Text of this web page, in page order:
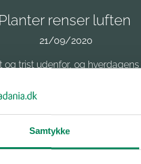
Samtykke
Planter renser luften
21/09/2020
og trist udenfor, og
til, kan lunten godt være lidt
finke eller to af panden i…